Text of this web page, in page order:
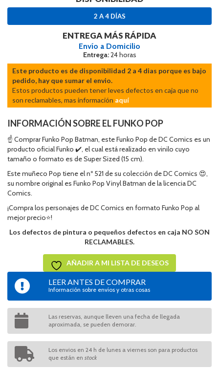
2 A 4 DÍAS
ENTREGA MÁS RÁPIDA
Envío a Domicilio
Entrega:24 horas
Este producto es de disponibilidad 2 a 4 dias porque es bajo
pedido, hay que sumar el envio.
Estos productos pueden tener leves defectos en caja que no
son reclamables, mas información aquí
INFORMACIÓN SOBRE EL FUNKO POP
☝ Comprar Funko Pop Batman, este Funko Pop de DC Comics es un
producto oficial Funko ✔️, el cual está realizado en vinilo cuyo
tamaño o formato es de Super Sized (15 cm).
Este muñeco Pop tiene el nº 521 de su colección de DC Comics 😍,
su nombre original es Funko Pop Vinyl Batman de la licencia DC
Comics.
¡Compra los personajes de DC Comics en formato Funko Pop al
mejor precio⭐!
Los defectos de pintura o pequeños defectos en caja NO SON
RECLAMABLES.
AÑADIR A MI LISTA DE DESEOS
LEER ANTES DE COMPRAR
Información sobre envíos y otras cosas
Las reservas, aunque lleven una fecha de llegada
aproximada, se pueden demorar.
Los envios en 24 h de lunes a viernes son para productos
que están en stock